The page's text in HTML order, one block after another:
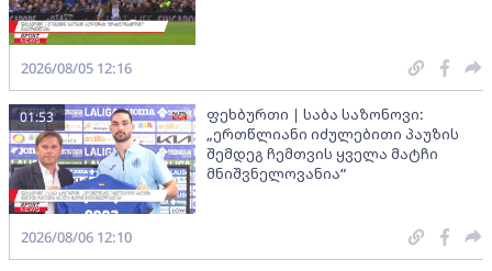
2026/08/05 12:16
ფეხბურთი | საბა საზონოვი:
„ერთწლიანი იძულებითი პაუზის
შემდეგ ჩემთვის ყველა მატჩი
მნიშვნელოვანია“
01:53
2026/08/06 12:10